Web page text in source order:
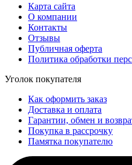
Карта сайта
О компании
Контакты
Отзывы
Публичная оферта
Политика обработки
Уголок покупателя
Как оформить заказ
Доставка и оплата
Гарантии, обмен и
Покупка в рассрочку
Памятка покупателю